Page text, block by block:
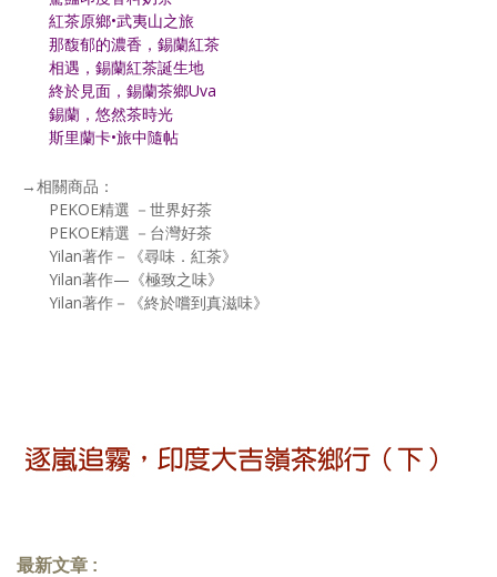
紅茶原鄉•武夷山之旅
那馥郁的濃香，錫蘭紅茶
相遇，錫蘭紅茶誕生地
終於見面，錫蘭茶鄉Uva
錫蘭，悠然茶時光
斯里蘭卡•旅中隨帖
→相關商品：
PEKOE精選 －世界好茶
PEKOE精選 －台灣好茶
Yilan著作－《尋味．紅茶》
Yilan著作—《極致之味》
Yilan著作－《終於嚐到真滋味》
最新文章 :